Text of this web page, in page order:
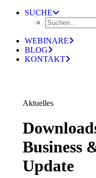
SUCHE
WEBINARE
BLOG
KONTAKT
Aktuelles
Business
Update